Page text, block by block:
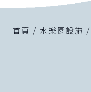
首頁 / 水樂園設施